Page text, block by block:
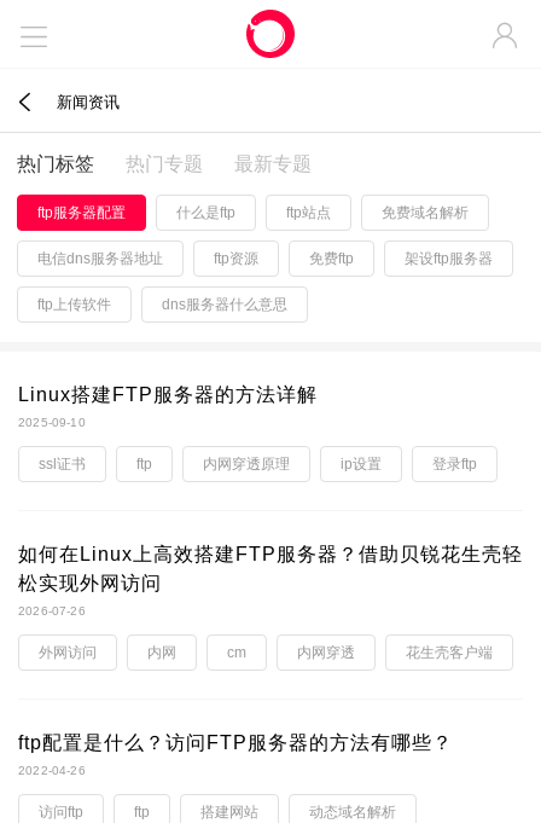
 
 新闻资讯
热门标签 热门专题 最新专题
ftp服务器配置 什么是ftp ftp站点 免费域名解析
电信dns服务器地址 ftp资源 免费ftp 架设ftp服务器
ftp上传软件 dns服务器什么意思
Linux搭建FTP服务器的方法详解
2025-09-10
ssl证书 ftp 内网穿透原理 ip设置 登录ftp
如何在Linux上高效搭建FTP服务器？借助贝锐花生壳轻
松实现外网访问
2026-07-26
外网访问 内网 cm 内网穿透 花生壳客户端
ftp配置是什么？访问FTP服务器的方法有哪些？
2022-04-26
访问ftp ftp 搭建网站 动态域名解析